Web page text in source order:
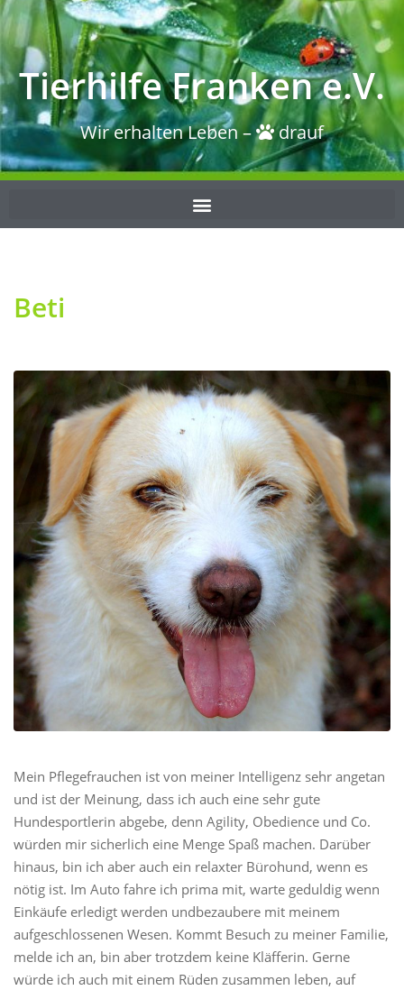
Tierhilfe Franken e.V.
Wir erhalten Leben – drauf
Beti
Mein Pflegefrauchen ist von meiner Intelligenz sehr angetan
und ist der Meinung, dass ich auch eine sehr gute
Hundesportlerin abgebe, denn Agility, Obedience und Co.
würden mir sicherlich eine Menge Spaß machen. Darüber
hinaus, bin ich aber auch ein relaxter Bürohund, wenn es
nötig ist. Im Auto fahre ich prima mit, warte geduldig wenn
Einkäufe erledigt werden undbezaubere mit meinem
aufgeschlossenen Wesen. Kommt Besuch zu meiner Familie,
melde ich an, bin aber trotzdem keine Kläfferin. Gerne
würde ich auch mit einem Rüden zusammen leben, auf